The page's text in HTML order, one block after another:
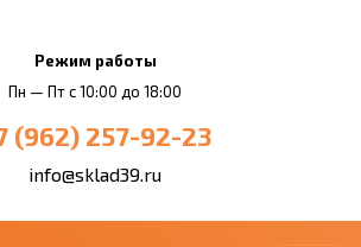
Режим работы
Пн — Пт с 10:00 до 18:00
(962) 257-92-23
info@sklad39.ru